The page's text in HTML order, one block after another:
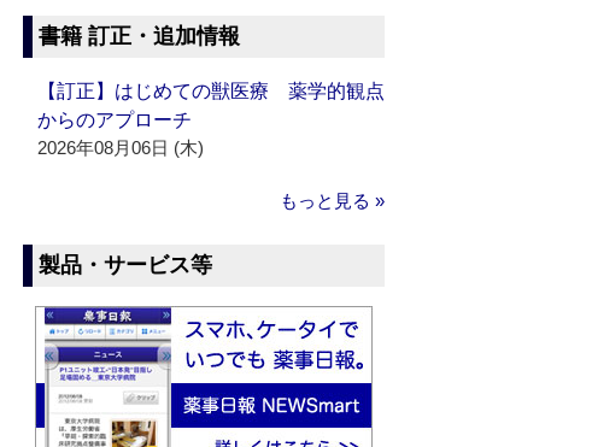
書籍 訂正・追加情報
【訂正】はじめての獣医療 薬学的観点
からのアプローチ
2026年08月06日 (木)
もっと見る »
製品・サービス等